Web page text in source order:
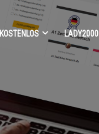
KOSTENLOS LADY2000